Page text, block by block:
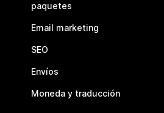
paquetes
Email marketing
SEO
Envíos
Moneda y traducción